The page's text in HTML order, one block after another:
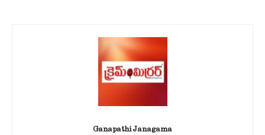
Ganapathi Janagama